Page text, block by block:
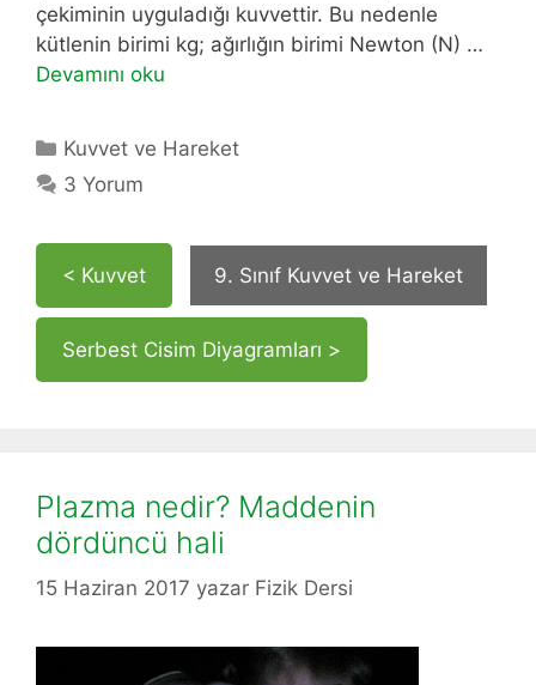
çekiminin uyguladığı kuvvettir. Bu nedenle
kütlenin birimi kg; ağırlığın birimi Newton (N) …
Devamını oku
Kategoriler
Kuvvet ve Hareket
3 Yorum
< Kuvvet 9. Sınıf Kuvvet ve Hareket
Serbest Cisim Diyagramları >
Plazma nedir? Maddenin
dördüncü hali
15 Haziran 2017 yazar Fizik Dersi